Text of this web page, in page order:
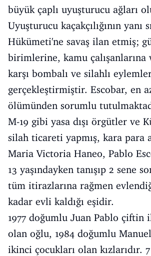
büyük çaplı uyuşturucu ağları
Uyuşturucu kaçakçılığının yanı
Hükümeti'ne savaş ilan etmiş;
birimlerine, kamu çalışanlarına
karşı bombalı ve silahlı
gerçekleştirmiştir. Escobar, en
ölümünden sorumlu
M-19 gibi yasa dışı örgütler ve
silah ticareti yapmış, kara para
Maria Victoria Haneo, Pablo
13 yaşındayken tanışıp 2 sene
tüm itirazlarına rağmen
kadar evli kaldığı eşidir.
1977 doğumlu Juan Pablo çiftin
olan oğlu, 1984 doğumlu
ikinci çocukları olan kızlarıdır.